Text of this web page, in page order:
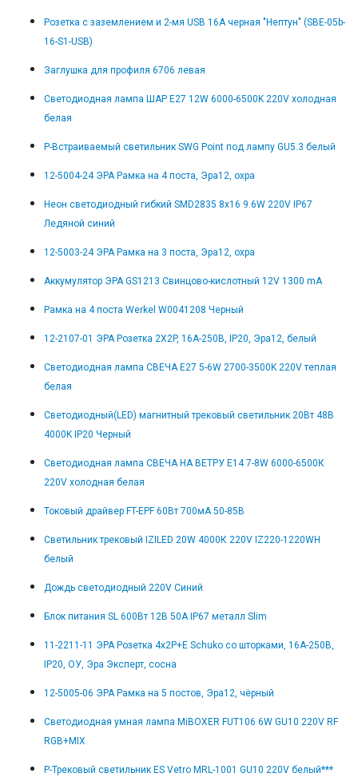
Розетка с заземлением и 2-мя USB 16А черная "Нептун" (SBE-05b-
16-S1-USB)
Заглушка для профиля 6706 левая
Светодиодная лампа ШАР E27 12W 6000-6500K 220V холодная
белая
Р-Встраиваемый светильник SWG Point под лампу GU5.3 белый
12-5004-24 ЭРА Рамка на 4 поста, Эра12, охра
Неон светодиодный гибкий SMD2835 8x16 9.6W 220V IP67
Ледяной синий
12-5003-24 ЭРА Рамка на 3 поста, Эра12, охра
Аккумулятор ЭРА GS1213 Cвинцово-кислотный 12V 1300 mA
Рамка на 4 поста Werkel W0041208 Черный
12-2107-01 ЭРА Розетка 2X2P, 16A-250В, IP20, Эра12, белый
Светодиодная лампа СВЕЧА E27 5-6W 2700-3500K 220V теплая
белая
Светодиодный(LED) магнитный трековый светильник 20Вт 48В
4000K IP20 Черный
Светодиодная лампа СВЕЧА НА ВЕТРУ E14 7-8W 6000-6500К
220V холодная белая
Токовый драйвер FT-EPF 60Вт 700мА 50-85В
Светильник трековый IZILED 20W 4000К 220V IZ220-1220WH
белый
Дождь светодиодный 220V Синий
Блок питания SL 600Вт 12В 50А IP67 металл Slim
11-2211-11 ЭРА Розетка 4х2P+E Schuko со шторками, 16A-250В,
IP20, ОУ, Эра Эксперт, сосна
12-5005-06 ЭРА Рамка на 5 постов, Эра12, чёрный
Светодиодная умная лампа MiBOXER FUT106 6W GU10 220V RF
RGB+MIX
Р-Трековый светильник ES Vetro MRL-1001 GU10 220V белый***